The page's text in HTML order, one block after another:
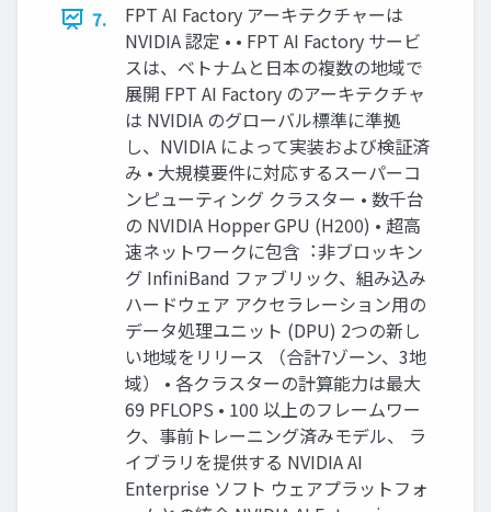
7.
FPT AI Factory アーキテクチャーは
NVIDIA 認定 • • FPT AI Factory サービ
スは、ベトナムと⽇本の複数の地域で
展開 FPT AI Factory のアーキテクチャ
は NVIDIA のグローバル標準に準拠
し、NVIDIA によって実装および検証済
み • ⼤規模要件に対応するスーパーコ
ンピューティング クラスター • 数千台
の NVIDIA Hopper GPU (H200) • 超⾼
速ネットワークに包含︓⾮ブロッキン
グ InfiniBand ファブリック、組み込み
ハードウェア アクセラレーション⽤の
データ処理ユニット (DPU) 2つの新し
い地域をリリース （合計7ゾーン、3地
域） • 各クラスターの計算能⼒は最⼤
69 PFLOPS • 100 以上のフレームワー
ク、事前トレーニング済みモデル、 ラ
イブラリを提供する NVIDIA AI
Enterprise ソフト ウェアプラットフォ